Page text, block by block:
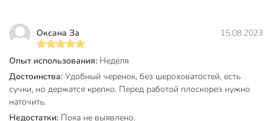
Оксана За 15.08.2023
Опыт использования: Неделя
Достоинства: Удобный черенок, без шероховатостей, есть
сучки, но держатся крепко. Перед работой плоскорез нужно
наточить.
Недостатки: Пока не выявлено.